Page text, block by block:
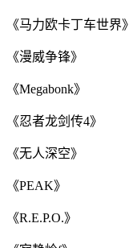
《马力欧卡丁车世界》
《漫威争锋》
《Megabonk》
《忍者龙剑传4》
《无人深空》
《PEAK》
《R.E.P.O.》